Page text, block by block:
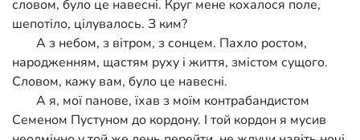
словом, було це навесні. Круг мене кохалося поле,
шепотіло, цілувалось. З ким?
А з небом, з вітром, з сонцем. Пахло ростом,
народженням, щастям руху і життя, змістом сущого.
Словом, кажу вам, було це навесні.
А я, мої панове, їхав з моїм контрабандистом
Семеном Пустуном до кордону. І той кордон я мусив